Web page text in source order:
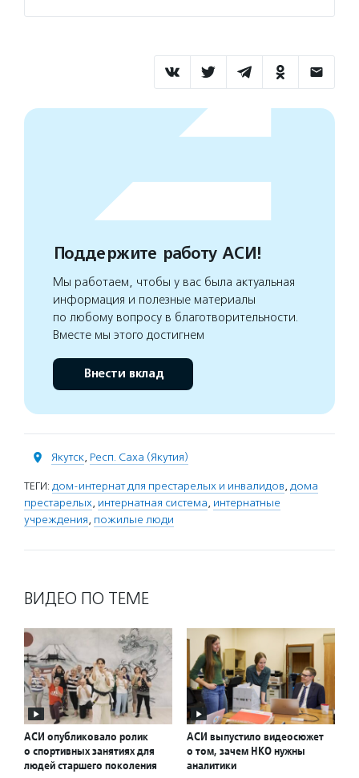
Поддержите работу АСИ!
Мы работаем, чтобы у вас была актуальная
информация и полезные материалы
по любому вопросу в благотворительности.
Вместе мы этого достигнем
Внести вклад
Якутск, Респ. Саха (Якутия)
ТЕГИ: дом-интернат для престарелых и инвалидов, дома
престарелых, интернатная система, интернатные
учреждения, пожилые люди
ВИДЕО ПО ТЕМЕ
АСИ опубликовало ролик
о спортивных занятиях для
людей старшего поколения
АСИ выпустило видеосюжет
о том, зачем НКО нужны
аналитики